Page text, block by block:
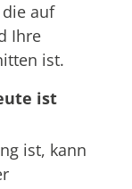
auf
Ihre
ist.
ist
ist, kann